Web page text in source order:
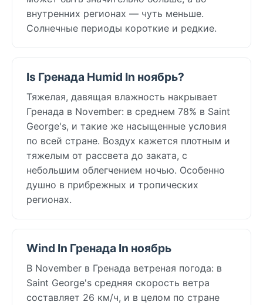
внутренних регионах — чуть меньше.
Солнечные периоды короткие и редкие.
Is Гренада Humid In ноябрь?
Тяжелая, давящая влажность накрывает
Гренада в November: в среднем 78% в Saint
George's, и такие же насыщенные условия
по всей стране. Воздух кажется плотным и
тяжелым от рассвета до заката, с
небольшим облегчением ночью. Особенно
душно в прибрежных и тропических
регионах.
Wind In Гренада In ноябрь
В November в Гренада ветреная погода: в
Saint George's средняя скорость ветра
составляет 26 км/ч, и в целом по стране